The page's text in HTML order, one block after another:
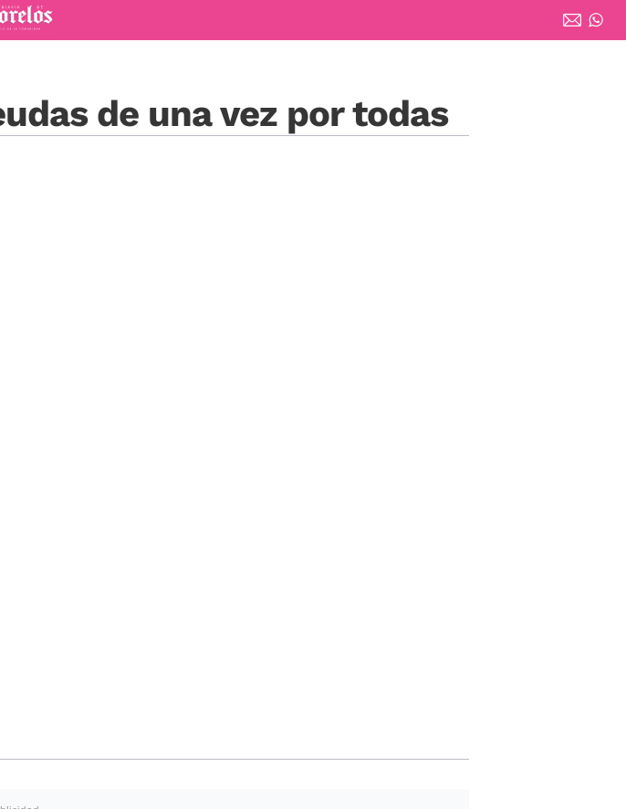
de una vez por todas